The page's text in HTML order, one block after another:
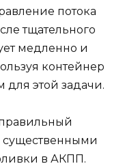
потока
тщательного
медленно и
контейнер
этой задачи.
существенными
в АКПП.